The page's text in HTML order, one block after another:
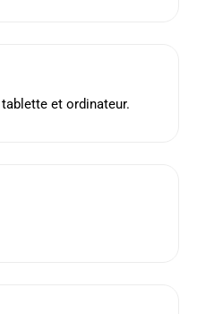
et ordinateur.